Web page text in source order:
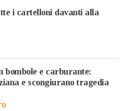
i cartelloni davanti alla
bombole e carburante:
e scongiurano tragedia